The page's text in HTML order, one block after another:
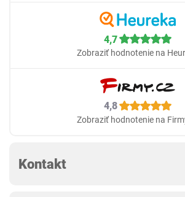
4,7
Zobraziť hodnotenie na
4,8
Zobraziť hodnotenie na
Kontakt